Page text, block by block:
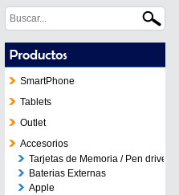
SmartPhone
Tablets
Outlet
Accesorios
Tarjetas de Memoria / Pen drives
Baterias Externas
Apple